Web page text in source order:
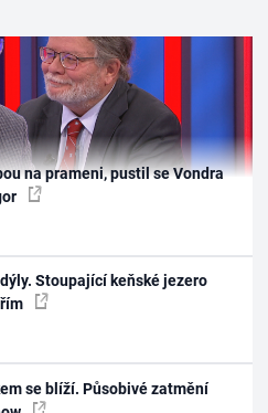
na prameni, pustil se Vondra
Stoupající keňské jezero
se blíží. Působivé zatmění